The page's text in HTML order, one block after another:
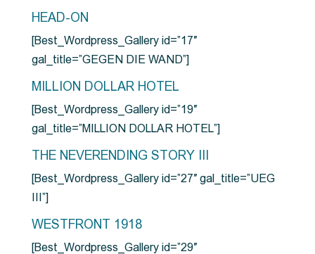
HEAD-ON
[Best_Wordpress_Gallery id=”17″
gal_title=”GEGEN DIE WAND”]
MILLION DOLLAR HOTEL
[Best_Wordpress_Gallery id=”19″
gal_title=”MILLION DOLLAR HOTEL”]
THE NEVERENDING STORY III
[Best_Wordpress_Gallery id=”27″ gal_title=”UEG
III”]
WESTFRONT 1918
[Best_Wordpress_Gallery id=”29″